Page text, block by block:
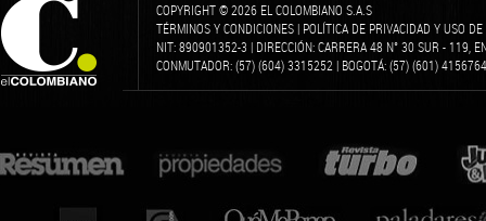
COPYRIGHT © 2026 EL COLOMBIANO S.A.S
TÉRMINOS Y CONDICIONES | POLÍTICA DE PRIVACIDAD Y USO
NIT: 890901352-3 | DIRECCIÓN: CARRERA 48 N° 30 SUR - 119,
CONMUTADOR: (57) (604) 3315252 | BOGOTÁ: (57) (601)